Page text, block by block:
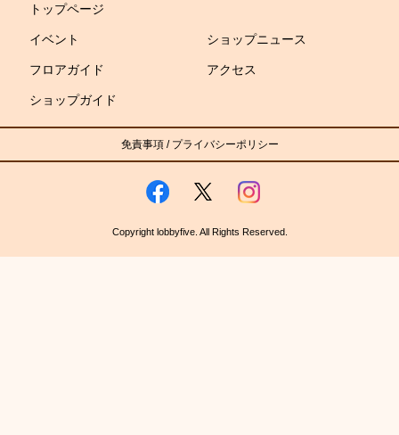
トップページ
イベント ショップニュース
フロアガイド アクセス
ショップガイド
免責事項/ プライバシーポリシー
Copyright lobbyfive. All Rights Reserved.